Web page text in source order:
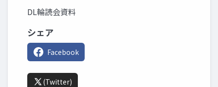
DL輪読会資料
シェア
Facebook
(Twitter)